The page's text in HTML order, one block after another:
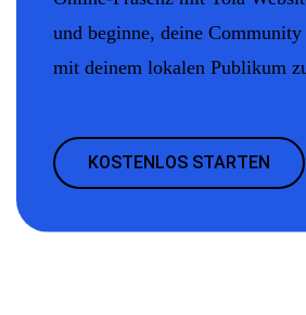
und beginne, deine Community
mit deinem lokalen Publikum
KOSTENLOS STARTEN